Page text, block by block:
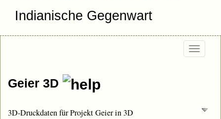
Indianische Gegenwart
Geier 3D
3D-Druckdaten für Projekt Geier in 3D